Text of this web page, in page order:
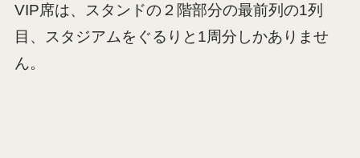
VIP席は、スタンドの２階部分の最前列の1列
目、スタジアムをぐるりと1周分しかありませ
ん。